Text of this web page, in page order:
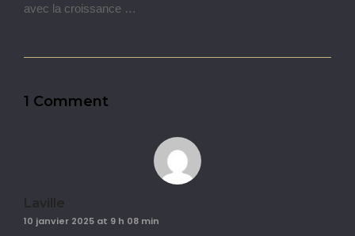
avec la croissance …
1 Comment
Laville
10 janvier 2025 at 9 h 08 min